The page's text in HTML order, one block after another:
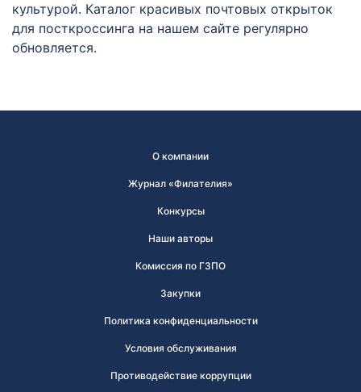
культурой. Каталог красивых почтовых открыток
для посткроссинга на нашем сайте регулярно
обновляется.
О компании
Журнал «Филателия»
Конкурсы
Наши авторы
Комиссия по ГЗПО
Закупки
Политика конфиденциальности
Условия обслуживания
Противодействие коррупции